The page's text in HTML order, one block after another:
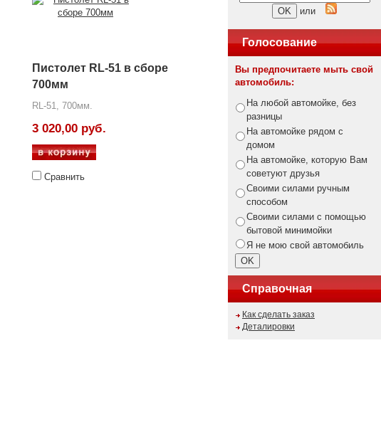
Пистолет RL-51 в сборе
700мм
RL-51, 700мм.
3 020,00 руб.
Сравнить
или
Голосование
Вы предпочитаете мыть свой
автомобиль:
На любой автомойке, без
разницы
На автомойке рядом с
домом
На автомойке, которую Вам
советуют друзья
Своими силами ручным
способом
Своими силами с помощью
бытовой минимойки
Я не мою свой автомобиль
Справочная
Как сделать заказ
Деталировки